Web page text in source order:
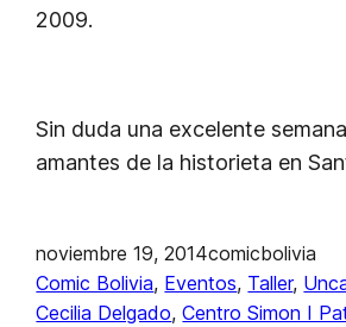
2009.
Sin duda una excelente
amantes de la historieta en
noviembre 19, 2014comicbolivia
Comic Bolivia, Eventos, Taller,
Cecilia Delgado, Centro Simon I